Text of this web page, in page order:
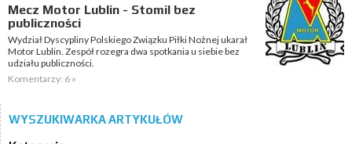
Mecz Motor Lublin - Stomil bez
publiczności
Wydział Dyscypliny Polskiego Związku Piłki Nożnej ukarał
Motor Lublin. Zespół rozegra dwa spotkania u siebie bez
udziału publiczności.
Komentarzy: 6 »
WYSZUKIWARKA ARTYKUŁÓW